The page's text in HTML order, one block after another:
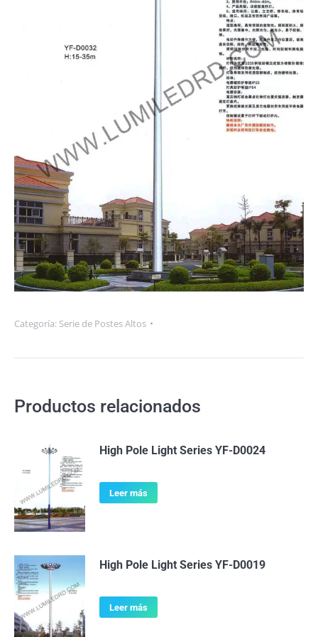
Categoría: Serie de Postes Altos
Productos relacionados
High Pole Light Series YF-D0024
Leer más
High Pole Light Series YF-D0019
Leer más